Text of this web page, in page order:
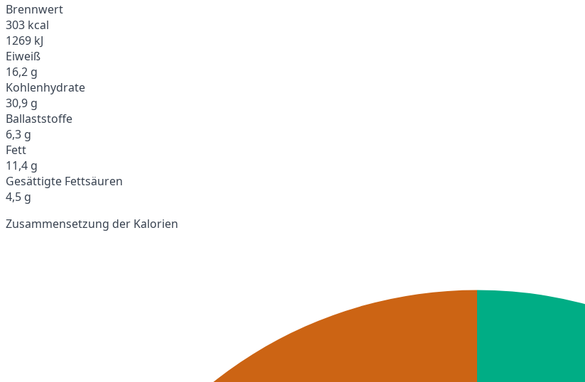
Brennwert
303 kcal
1269 kJ
Eiweiß
16,2 g
Kohlenhydrate
30,9 g
Ballaststoffe
6,3 g
Fett
11,4 g
Gesättigte Fettsäuren
4,5 g
Zusammensetzung der Kalorien